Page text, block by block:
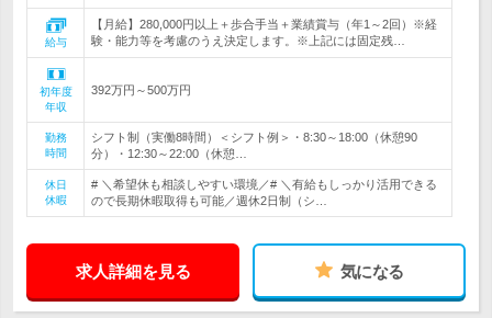
給与
【月給】280,000円以上＋歩合手当＋業績賞与（年1～2回）※経
験・能力等を考慮のうえ決定します。※上記には固定残…
初年度
年収
392万円～500万円
勤務
時間
シフト制（実働8時間）＜シフト例＞・8:30～18:00（休憩90
分）・12:30～22:00（休憩…
休日
休暇
# ＼希望休も相談しやすい環境／# ＼有給もしっかり活用できる
ので長期休暇取得も可能／週休2日制（シ…
求人詳細を見る 気になる